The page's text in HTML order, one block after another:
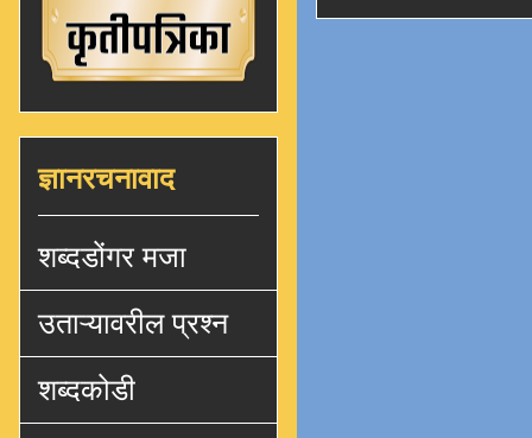
ज्ञानरचनावाद
शब्दडोंगर मजा
उताऱ्यावरील प्रश्न
शब्दकोडी